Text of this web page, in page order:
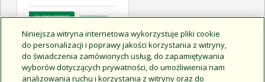
Niniejsza witryna internetowa wykorzystuje pliki cookie
do personalizacji i poprawy jakości korzystania z witryny,
do świadczenia zamówionych usług, do zapamiętywania
wyborów dotyczących prywatności, do umożliwienia nam
analizowania ruchu i korzystania z witryny oraz do